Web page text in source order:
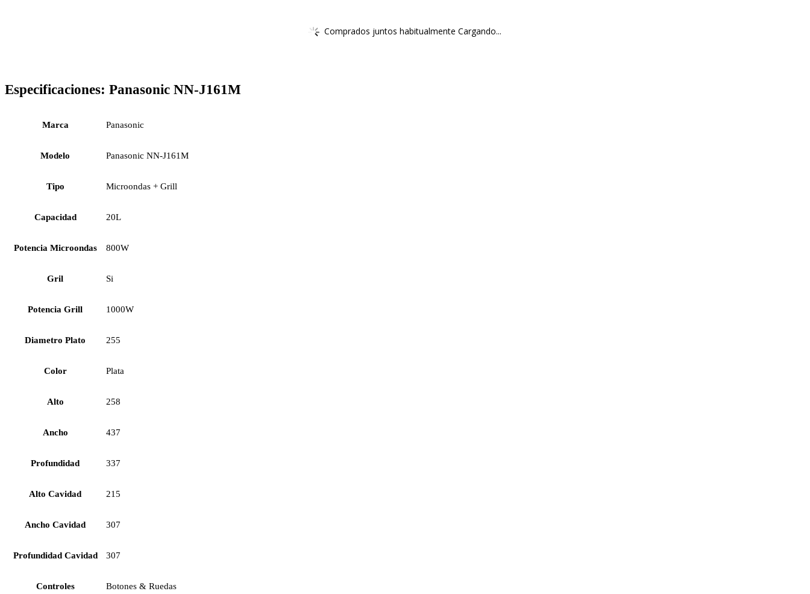
Comprados juntos habitualmente Cargando...
Especificaciones: Panasonic NN-J161M
Marca Panasonic
Modelo Panasonic NN-J161M
Tipo Microondas + Grill
Capacidad 20L
Potencia Microondas 800W
Gril Si
Potencia Grill 1000W
Diametro Plato 255
Color Plata
Alto 258
Ancho 437
Profundidad 337
Alto Cavidad 215
Ancho Cavidad 307
Profundidad Cavidad 307
Controles Botones & Ruedas